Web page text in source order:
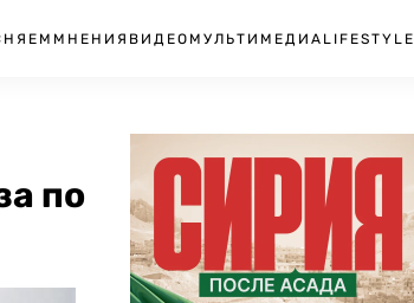
МНЕНИЯ ВИДЕО МУЛЬТИМЕДИА LIFESTYLE
по